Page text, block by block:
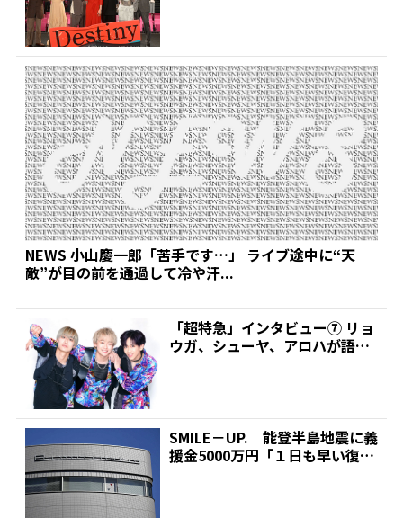
NEWS 小山慶一郎「苦手です…」 ライブ途中に“天
敵”が目の前を通過して冷や汗...
「超特急」インタビュー⑦ リョ
ウガ、シューヤ、アロハが語る
SMILE－UP. 能登半島地震に義
援金5000万円「１日も早い復